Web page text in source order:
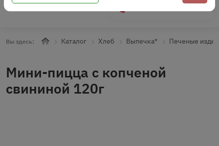
Вы здесь: Каталог Хлеб Выпечка* Печеные
Мини-пицца с копченой
свининой 120г